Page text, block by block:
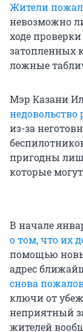
Жители
невозможно
ходе
затопленных
ложные
Мэр Казани
из-за
пригодны
которые
В начале
о том, что их
помощью
адрес
снова
ключи от
неприятный
жителей